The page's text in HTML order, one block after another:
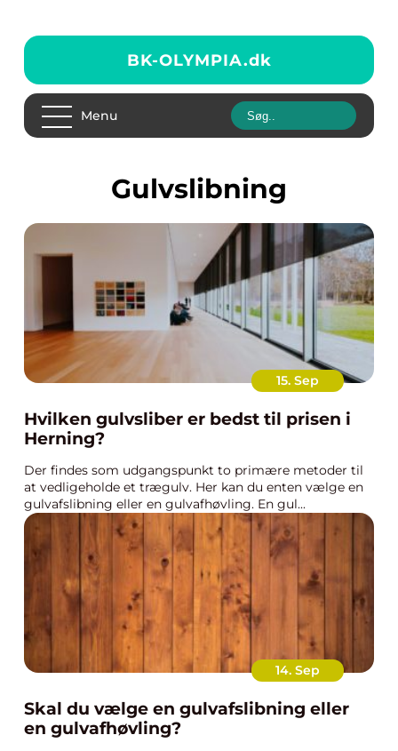
BK-OLYMPIA.dk
Menu
gulvslibning
15. Sep
Hvilken gulvsliber er bedst til prisen i
Herning?
Der findes som udgangspunkt to primære metoder til
at vedligeholde et trægulv. Her kan du enten vælge en
gulvafslibning eller en gulvafhøvling. En gul...
14. Sep
Skal du vælge en gulvafslibning eller
en gulvafhøvling?